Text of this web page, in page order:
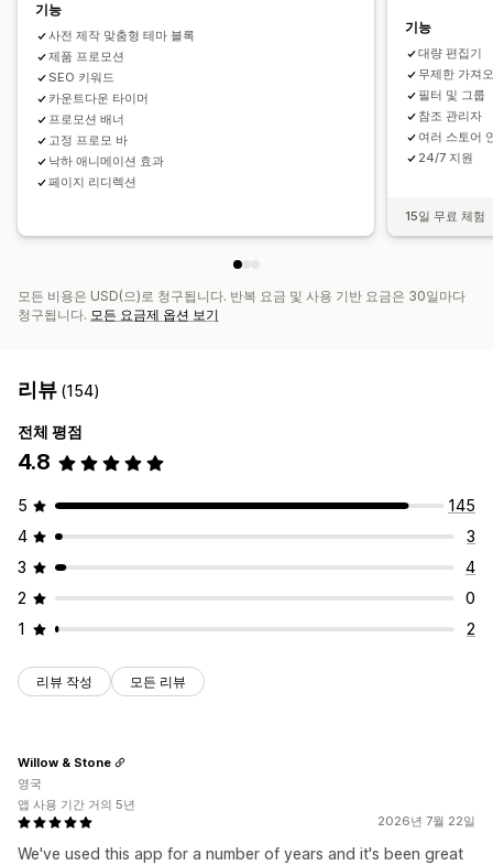
기능
사전 제작 맞춤형 테마 블록
제품 프로모션
SEO 키워드
카운트다운 타이머
프로모션 배너
고정 프로모 바
낙하 애니메이션 효과
페이지 리디렉션
기능
대량 편집기
무제한 가져
필터 및 그룹
참조 관리자
여러 스토어
24/7 지원
15일 무료 체험
모든 비용은 USD(으)로 청구됩니다. 반복 요금 및 사용 기반 요금은 30일마다
청구됩니다. 모든 요금제 옵션 보기
리뷰 (154)
전체 평점
4.8
5
145
4
3
3
4
2
0
1
2
리뷰 작성 모든 리뷰
2026년 7월 22일
We've used this app for a number of years and it's been great
Willow & Stone
영국
앱 사용 기간 거의 5년